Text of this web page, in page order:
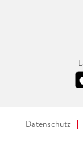
Datenschutz